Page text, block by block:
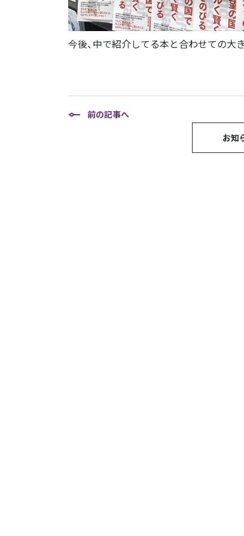
今後、中で紹介してる本と合わせての大
前の記事へ
お知